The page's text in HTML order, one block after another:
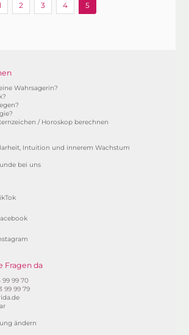
2 3 4 5
Wahrsagerin?
/ Horoskop berechnen
Intuition und innerem Wachstum
bei uns
Fragen da
99 99 70
99 99 79
ändern